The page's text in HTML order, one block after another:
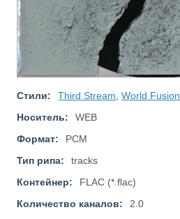
Стили: Third Stream ,World Fusion
Носитель:
WEB
Формат:
PCM
Тип рипа:
tracks
Контейнер:
FLAC (*.flac)
Количество каналов:
2.0